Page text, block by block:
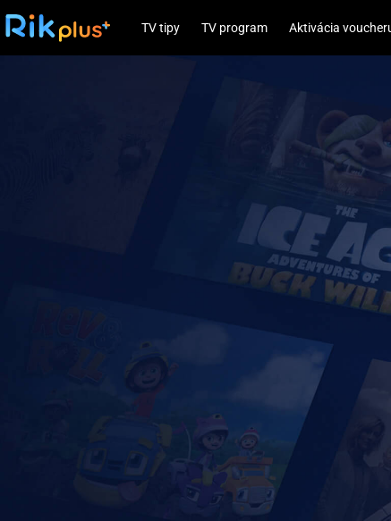
TV tipy TV program Aktivácia